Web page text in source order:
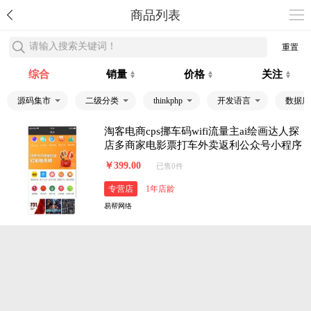
商品列表
请输入搜索关键词！ 重置
综合 销量 价格 关注
源码集市 二级分类 thinkphp 开发语言 数据库
淘客电商cps挪车码wifi流量主ai绘画达人探
店多商家电影票打车外卖返利公众号小程序
app
￥399.00 已售0件
专营店 1年店龄
易帮网络